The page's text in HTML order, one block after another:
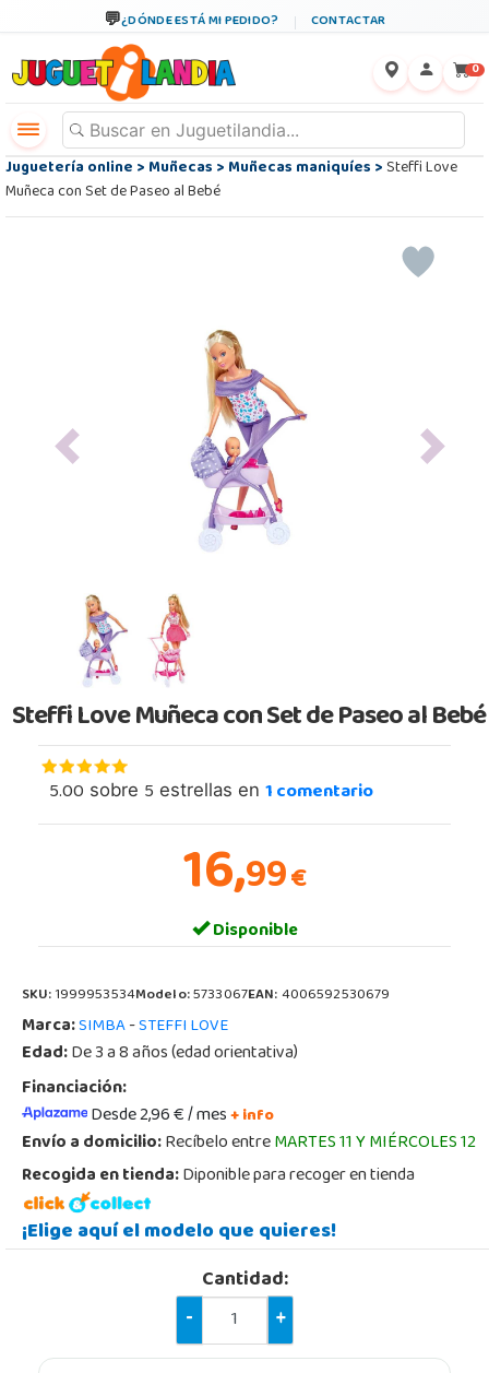
¿DÓNDE ESTÁ MI PEDIDO? CONTACTAR
0
Juguetería online>Muñecas>Muñecas maniquíes>Steffi Love
Muñeca con Set de Paseo al Bebé
Previous Next
Steffi Love Muñeca con Set de Paseo al Bebé
5.00 sobre 5 estrellas en 1comentario
16,99€
Disponible
SKU:1999953534Modelo:5733067EAN:4006592530679
Marca:SIMBA-STEFFI LOVE
Edad:De 3 a 8 años (edad orientativa)
Financiación:
Desde 2,96 € / mes+ info
Envío a domicilio:Recíbelo entreMARTES 11 Y MIÉRCOLES 12
Recogida en tienda:Diponible para recoger en tienda
¡Elige aquí el modelo que quieres!
Cantidad:
-
+